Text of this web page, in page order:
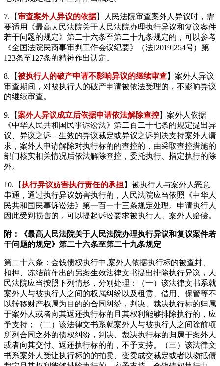
7.【审查案外人异议的依据】人民法院审查案外人异议时，需
要适用《最高人民法院关于人民法院办理执行异议和复议案件
若干问题的规定》第二十六条至第二十九条规定的，可以参考
《全国法院民商事审判工作会议纪要》（法[2019]254号）第
123条至127条的精神作出认定。
8.【被执行人的破产申请不影响异议的继续审查】案外人异议
审查期间，对被执行人的破产申请被依法受理的，不影响异议
的继续审查。
9.【案外人异议成立后依据申请依法解除查控】案外人依据
《中华人民共和国民事诉讼法》第二百二十七条的规定提出异
议、异议之诉，生效的异议裁定或异议之诉判决支持案外人请
求，案外人申请解除对执行标的的查控的，由采取查控措施的
部门核实相关情况后依法解除查控，委托执行、指定执行的除
外。
10.【执行异议妨害执行责任的承担 】被执行人与案外人恶意
串通，通过执行异议妨害执行的，人民法院应当依照《中华人
民共和国民事诉讼法》第一百一十三条规定处理。申请执行人
因此受到损害的，可以提起诉讼要求被执行人、案外人赔偿。
附：《最高人民法院关于人民法院办理执行异议和复议案件若
干问题的规定》第二十六条至第二十九条规定
第二十六条：金钱债权执行中,案外人依据执行标的被查封、
扣押、冻结前作出的另案生效法律文书提出排除执行异议，人
民法院应当按照下列情形，分别处理：（一）该法律文书系就
案外人与被执行人之间的权属纠纷以及租赁、借用、保管等不
以转移财产权属为目的的合同纠纷，判决、裁决执行标的归属
于案外人或者向其返还执行标的且其权利能够排除执行的，应
予支持；（二）该法律文书系就案外人与被执行人之间除前项
所列合同之外的债权纠纷，判决、裁决执行标的归属于案外人
或者向其交付、返还执行标的的，不予支持。（三）该法律文
书系案外人受让执行标的的拍卖、变卖成交裁定或者以物抵债